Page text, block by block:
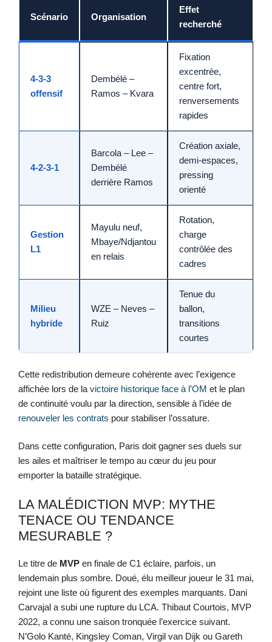
Scénario Organisation
Effet
recherché
4-3-3
offensif
Dembélé –
Ramos – Kvara
Fixation
excentrée,
centre fort,
renversements
rapides
4-2-3-1
Barcola – Lee –
Dembélé
derrière Ramos
Création axiale,
demi-espaces,
pressing
orienté
Gestion
L1
Mayulu neuf,
Mbaye/Ndjantou
en relais
Rotation,
charge
contrôlée des
cadres
Milieu
hybride
WZE – Neves –
Ruiz
Tenue du
ballon,
transitions
courtes
Cette redistribution demeure cohérente avec l’exigence
affichée lors de la victoire historique face à l’OM et le plan
de continuité voulu par la direction, sensible à l’idée de
renouveler les contrats pour stabiliser l’ossature.
Dans cette configuration, Paris doit gagner ses duels sur
les ailes et maîtriser le tempo au cœur du jeu pour
emporter la bataille stratégique.
LA MALÉDICTION MVP: MYTHE
TENACE OU TENDANCE
MESURABLE ?
Le titre de MVP en finale de C1 éclaire, parfois, un
lendemain plus sombre. Doué, élu meilleur joueur le 31 mai,
rejoint une liste où figurent des exemples marquants. Dani
Carvajal a subi une rupture du LCA. Thibaut Courtois, MVP
2022, a connu une saison tronquée l’exercice suivant.
N’Golo Kanté, Kingsley Coman, Virgil van Dijk ou Gareth